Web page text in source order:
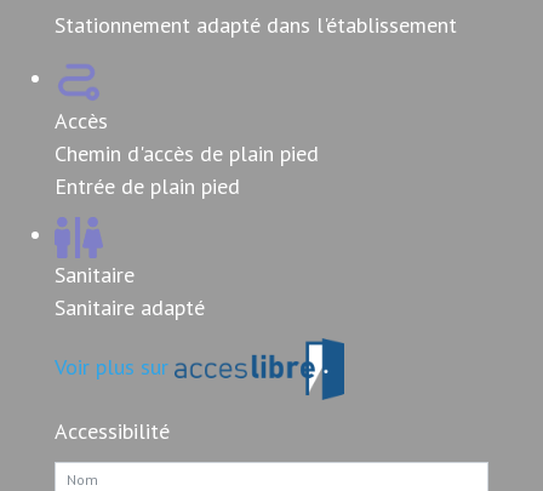
Stationnement adapté dans l'établissement
Accès
Chemin d'accès de plain pied
Entrée de plain pied
Sanitaire
Sanitaire adapté
Voir plus sur
Accessibilité